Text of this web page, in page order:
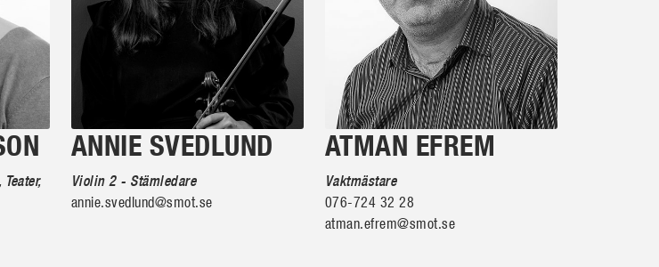
ANNIE SVEDLUND
Violin 2 - Stämledare
annie.svedlund@smot.se
ATMAN EFREM
Vaktmästare
076-724 32 28
atman.efrem@smot.se